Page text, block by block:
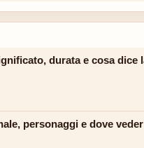
durata e cosa dice
personaggi e dove